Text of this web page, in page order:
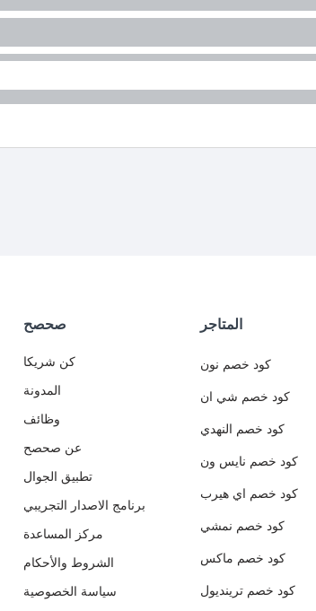
صحصح
كن شريكا
المدونة
وظائف
عن صحصح
تطبيق الجوال
برنامج الاصدار التجريبي
مركز المساعدة
الشروط والأحكام
سياسة الخصوصية
المتاجر
كود خصم نون
كود خصم شي ان
كود خصم النهدي
كود خصم نايس ون
كود خصم اي هيرب
كود خصم نمشي
كود خصم ماكس
كود خصم ترينديول